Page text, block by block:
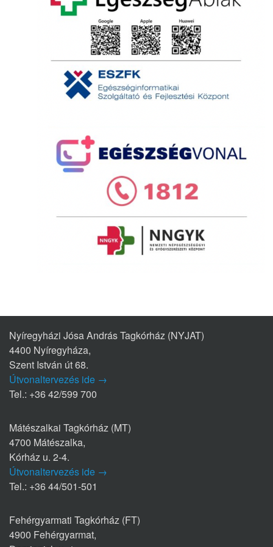
Nyíregyházi Jósa András Tagkórház (NYJAT)
4400 Nyíregyháza,
Szent István út 68.
Útvonaltervezés ide →
Tel.: +36 42/599 700
Mátészalkai Tagkórház (MT)
4700 Mátészalka,
Kórház u. 2-4.
Útvonaltervezés ide →
Tel.: +36 44/501-501
Fehérgyarmati Tagkórház (FT)
4900 Fehérgyarmat,